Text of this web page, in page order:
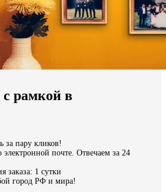
миру
рамкой в
за пару кликов!
электронной почте. Отвечаем за 24
заказа: 1 сутки
город РФ и мира!